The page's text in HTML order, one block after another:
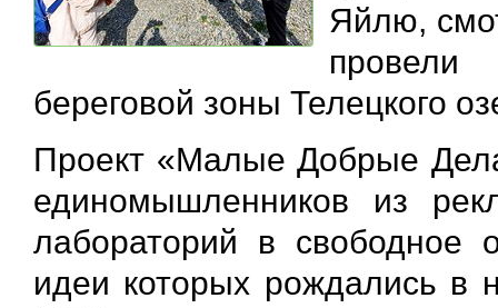
Яйлю,
провели
береговой зоны Телецкого
Проект «Малые Добрые
единомышленников из
лабораторий в свободное
идеи которых рождались в